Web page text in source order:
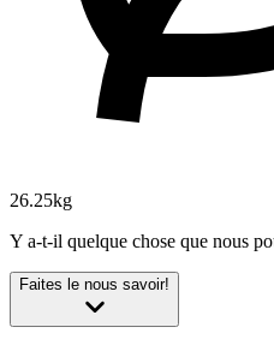
26.25kg
Y a-t-il quelque chose que nous
Faites le nous savoir!